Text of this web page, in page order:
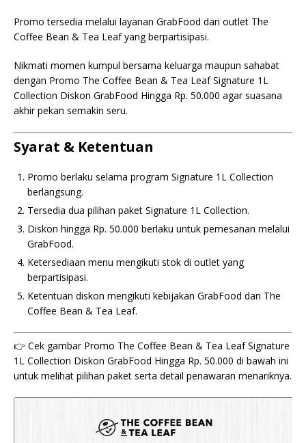
Promo tersedia melalui layanan GrabFood dari outlet The
Coffee Bean & Tea Leaf yang berpartisipasi.
Nikmati momen kumpul bersama keluarga maupun sahabat
dengan Promo The Coffee Bean & Tea Leaf Signature 1L
Collection Diskon GrabFood Hingga Rp. 50.000 agar suasana
akhir pekan semakin seru.
Syarat & Ketentuan
Promo berlaku selama program Signature 1L Collection
berlangsung.
Tersedia dua pilihan paket Signature 1L Collection.
Diskon hingga Rp. 50.000 berlaku untuk pemesanan melalui
GrabFood.
Ketersediaan menu mengikuti stok di outlet yang
berpartisipasi.
Ketentuan diskon mengikuti kebijakan GrabFood dan The
Coffee Bean & Tea Leaf.
👉 Cek gambar Promo The Coffee Bean & Tea Leaf Signature
1L Collection Diskon GrabFood Hingga Rp. 50.000 di bawah ini
untuk melihat pilihan paket serta detail penawaran menariknya.